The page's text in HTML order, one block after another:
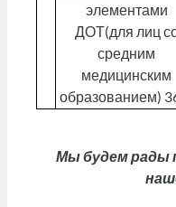
элементами
ДОТ(для лиц
средним
медицинским
образованием)
Мы будем рады